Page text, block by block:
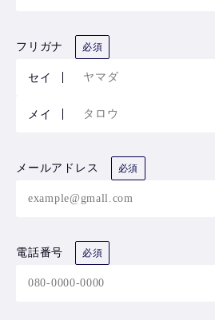
フリガナ 必須
セイ
メイ
メールアドレス 必須
電話番号 必須